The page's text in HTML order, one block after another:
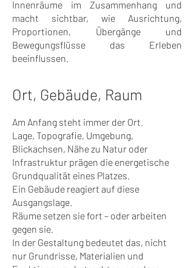
Innenräume im Zusammenhang und
macht sichtbar, wie Ausrichtung,
Proportionen, Übergänge und
Bewegungsflüsse das Erleben
beeinflussen.
​​Ort, Gebäude, Raum
Am Anfang steht immer der Ort.
Lage, Topografie, Umgebung,
Blickachsen, Nähe zu Natur oder
Infrastruktur prägen die energetische
Grundqualität eines Platzes.
Ein Gebäude reagiert auf diese
Ausgangslage.
Räume setzen sie fort – oder arbeiten
gegen sie.
In der Gestaltung bedeutet das, nicht
nur Grundrisse, Materialien und